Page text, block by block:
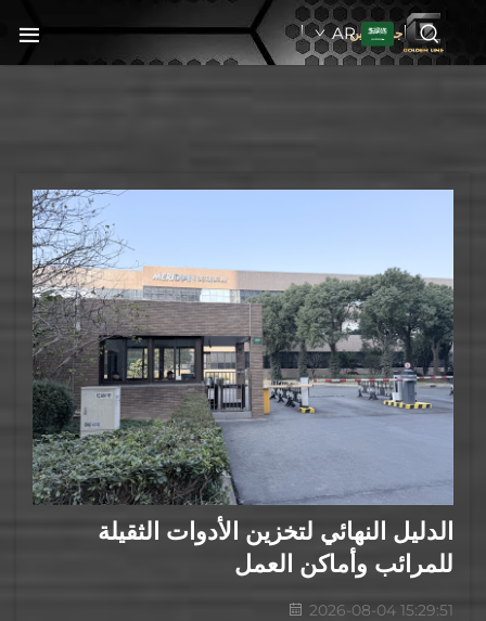
جولدنبلاينAR
الدليل النهائي لتخزين الأدوات الثقيلة
للمرائب وأماكن العمل
2026-08-04 15:29:51